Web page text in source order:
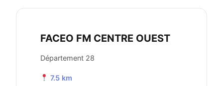
FACEO FM CENTRE OUEST
Département 28
7.5 km